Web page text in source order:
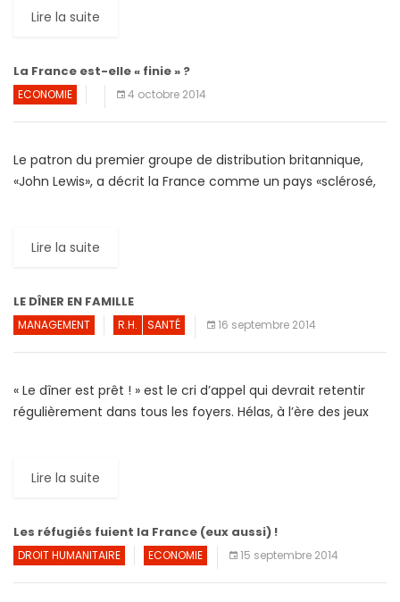
Lire la suite
La France est-elle « finie » ?
ECONOMIE 4 octobre 2014
Le patron du premier groupe de distribution britannique,
«John Lewis», a décrit la France comme un pays «sclérosé,
Lire la suite
LE DÎNER EN FAMILLE
MANAGEMENT R.H. SANTÉ 16 septembre 2014
« Le dîner est prêt ! » est le cri d’appel qui devrait retentir
régulièrement dans tous les foyers. Hélas, à l’ère des jeux
Lire la suite
Les réfugiés fuient la France (eux aussi) !
DROIT HUMANITAIRE ECONOMIE 15 septembre 2014